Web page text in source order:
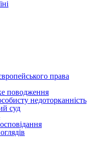
права
поводження
недоторканність
суд